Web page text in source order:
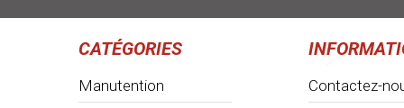
CATÉGORIES
Manutention
Contactez-